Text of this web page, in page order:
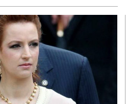
israélo-arabe Facebook a